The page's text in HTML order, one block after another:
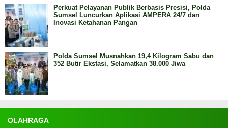
Perkuat Pelayanan Publik Berbasis Presisi, Polda
Sumsel Luncurkan Aplikasi AMPERA 24/7 dan
Inovasi Ketahanan Pangan
Polda Sumsel Musnahkan 19,4 Kilogram Sabu dan
352 Butir Ekstasi, Selamatkan 38.000 Jiwa
OLAHRAGA